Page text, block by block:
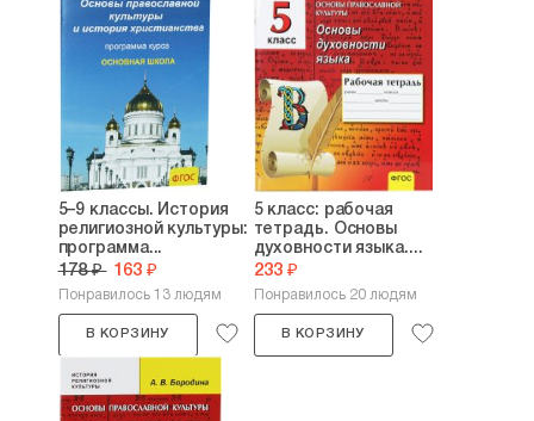
5–9 классы. История
религиозной культуры:
программа...
178 ₽ 163 ₽
Понравилось 13 людям
В КОРЗИНУ
5 класс: рабочая
тетрадь. Основы
духовности языка....
233 ₽
Понравилось 20 людям
В КОРЗИНУ